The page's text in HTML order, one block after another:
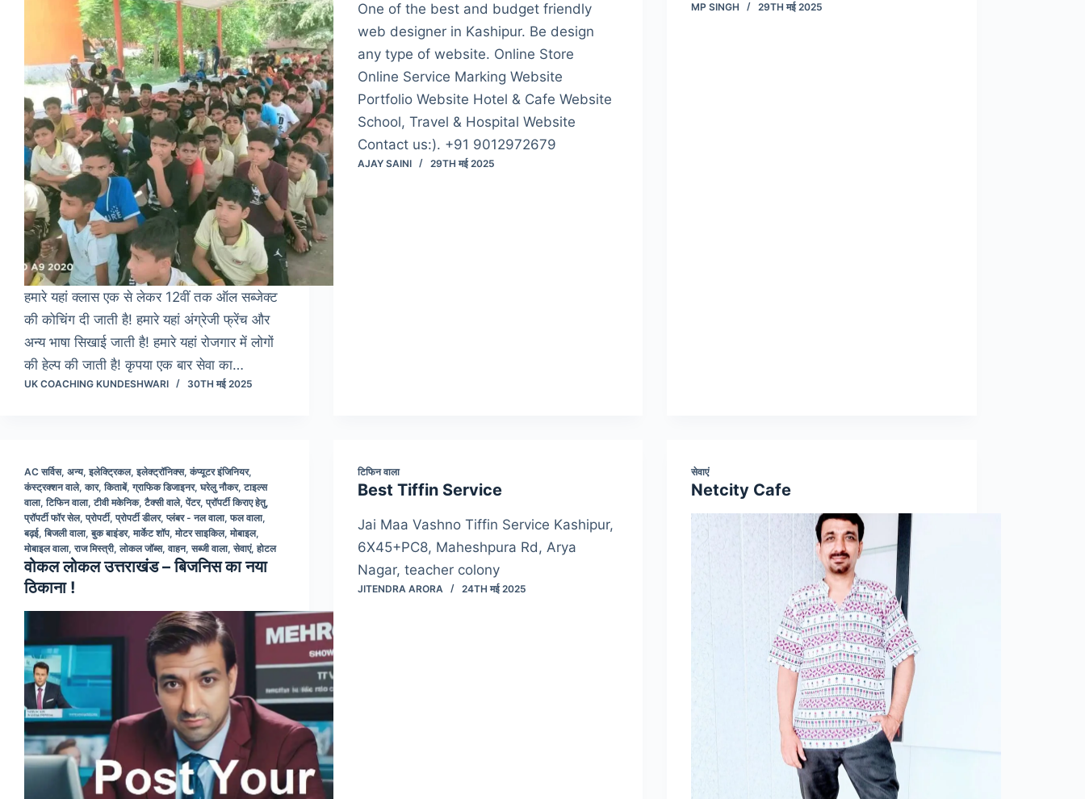
हमारे यहां क्लास एक से लेकर 12वीं तक ऑल सब्जेक्ट
की कोचिंग दी जाती है! हमारे यहां अंग्रेजी फ्रेंच और
अन्य भाषा सिखाई जाती है! हमारे यहां रोजगार में लोगों
की हेल्प की जाती है! कृपया एक बार सेवा का…
UK COACHING KUNDESHWARI 30TH मई 2025
One of the best and budget friendly
web designer in Kashipur. Be design
any type of website. Online Store
Online Service Marking Website
Portfolio Website Hotel & Cafe Website
School, Travel & Hospital Website
Contact us:). +91 9012972679
AJAY SAINI 29TH मई 2025
MP SINGH 29TH मई 2025
AC सर्विस, अन्य, इलेक्ट्रिकल, इलेक्ट्रॉनिक्स, कंप्यूटर इंजिनियर,
कंस्ट्रक्शन वाले, कार, किताबें, ग्राफिक डिजाइनर, घरेलु नौकर, टाइल्स
वाला, टिफिन वाला, टीवी मकेनिक, टैक्सी वाले, पेंटर, प्रॉपर्टी किराए हेतु,
प्रॉपर्टी फॉर सेल, प्रोपर्टी, प्रोपर्टी डीलर, प्लंबर - नल वाला, फल वाला,
बढ़ई, बिजली वाला, बुक बाइंडर, मार्केट शॉप, मोटर साइकिल, मोबाइल,
मोबाइल वाला, राज मिस्त्री, लोकल जॉब्स, वाहन, सब्जी वाला, सेवाएं, होटल
वोकल लोकल उत्तराखंड – बिजनिस का नया
ठिकाना !
टिफिन वाला
Best Tiffin Service
Jai Maa Vashno Tiffin Service Kashipur,
6X45+PC8, Maheshpura Rd, Arya
Nagar, teacher colony
JITENDRA ARORA 24TH मई 2025
सेवाएं
Netcity Cafe